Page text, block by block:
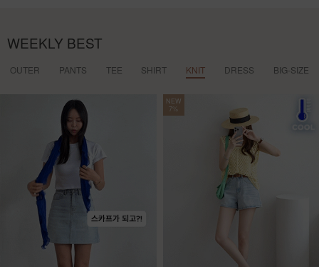
WEEKLY BEST
OUTER PANTS TEE SHIRT KNIT DRESS BIG-SIZE
NEW
7%